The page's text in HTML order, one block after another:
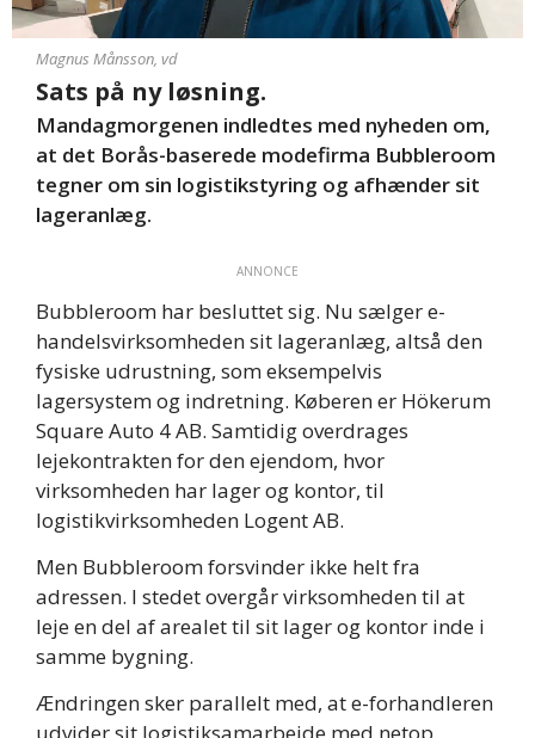
Magnus Månsson, vd
Sats på ny løsning.
Mandagmorgenen indledtes med nyheden om,
at det Borås-baserede modefirma Bubbleroom
tegner om sin logistikstyring og afhænder sit
lageranlæg.
ANNONCE
Bubbleroom har besluttet sig. Nu sælger e-
handelsvirksomheden sit lageranlæg, altså den
fysiske udrustning, som eksempelvis
lagersystem og indretning. Køberen er Hökerum
Square Auto 4 AB. Samtidig overdrages
lejekontrakten for den ejendom, hvor
virksomheden har lager og kontor, til
logistikvirksomheden Logent AB.
Men Bubbleroom forsvinder ikke helt fra
adressen. I stedet overgår virksomheden til at
leje en del af arealet til sit lager og kontor inde i
samme bygning.
Ændringen sker parallelt med, at e-forhandleren